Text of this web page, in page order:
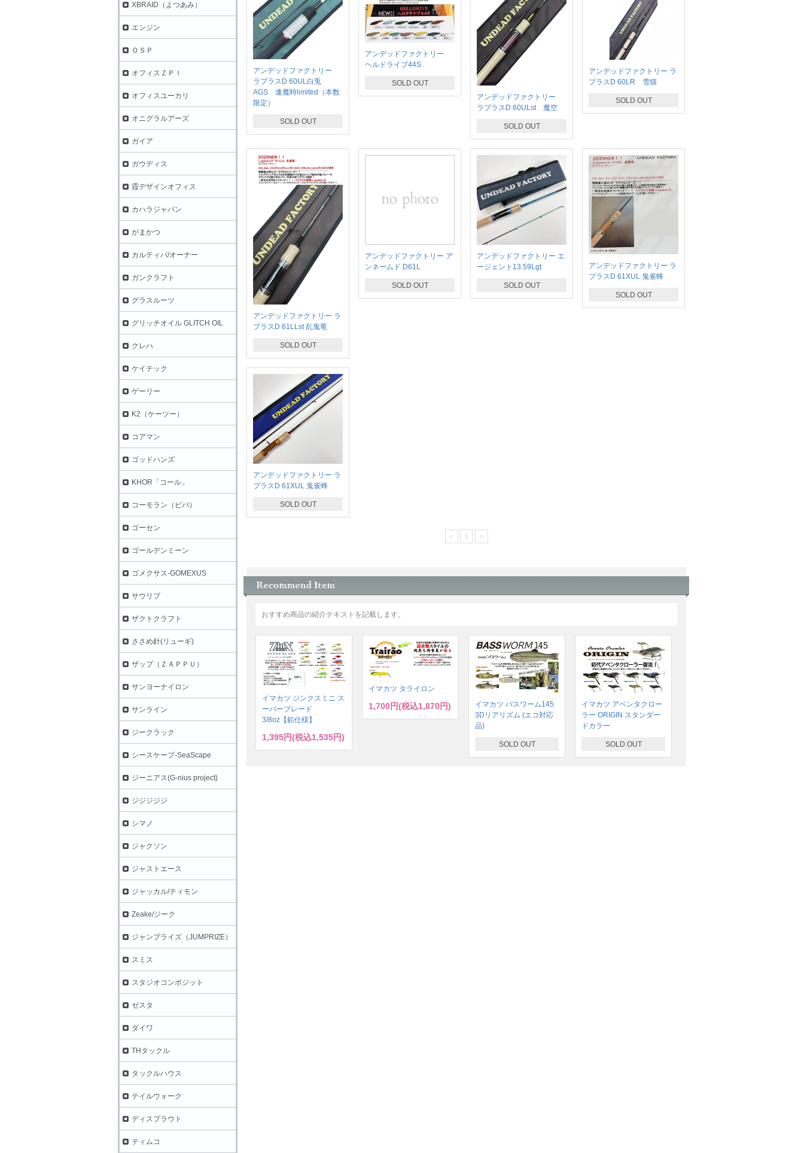
アンデッドファクトリー
ラプラスD 60UL白兎
AGS 逢魔時limited（本数
限定）
SOLD OUT
アンデッドファクトリー
ヘルドライブ44S
SOLD OUT
アンデッドファクトリー
ラプラスD 60ULst 魔空
SOLD OUT
アンデッドファクトリー ラ
プラスD 60LR 雪猫
SOLD OUT
アンデッドファクトリー ラ
プラスD 61LLst 乱鬼竜
SOLD OUT
アンデッドファクトリー ア
ンネームド D61L
SOLD OUT
アンデッドファクトリー エ
ージェント13 59Lgt
SOLD OUT
アンデッドファクトリー ラ
プラスD 61XUL 鬼雀蜂
SOLD OUT
アンデッドファクトリー ラ
プラスD 61XUL 鬼雀蜂
SOLD OUT
< 1 >
おすすめ商品の紹介テキストを記載します。
イマカツ ジンクスミニ ス
ーパーブレード
3/8oz【鉛仕様】
1,395円(税込1,535円)
イマカツ タライロン
1,700円(税込1,870円)
イマカツ バスワーム145
3Dリアリズム (エコ対応
品)
SOLD OUT
イマカツ アベンタクロー
ラー ORIGIN スタンダー
ドカラー
SOLD OUT
XBRAID（よつあみ）
エンジン
ＯＳＰ
オフィスＺＰＩ
オフィスユーカリ
オニグラルアーズ
ガイア
ガウディス
霞デザインオフィス
カハラジャパン
がまかつ
カルティバ/オーナー
ガンクラフト
グラスルーツ
グリッチオイル GLITCH OIL
クレハ
ケイテック
ゲーリー
K2（ケーツー）
コアマン
ゴッドハンズ
KHOR「コール」
コーモラン（ビバ）
ゴーセン
ゴールデンミーン
ゴメクサス-GOMEXUS
サウリブ
ザクトクラフト
ささめ針(リューギ)
ザップ（ＺＡＰＰＵ）
サンヨーナイロン
サンライン
ジークラック
シースケープ-SeaScape
ジーニアス(G-nius project)
ジジジジジ
シマノ
ジャクソン
ジャストエース
ジャッカル/ティモン
Zeake/ジーク
ジャンプライズ（JUMPRIZE）
スミス
スタジオコンポジット
ゼスタ
ダイワ
THタックル
タックルハウス
テイルウォーク
ディスプラウト
ティムコ